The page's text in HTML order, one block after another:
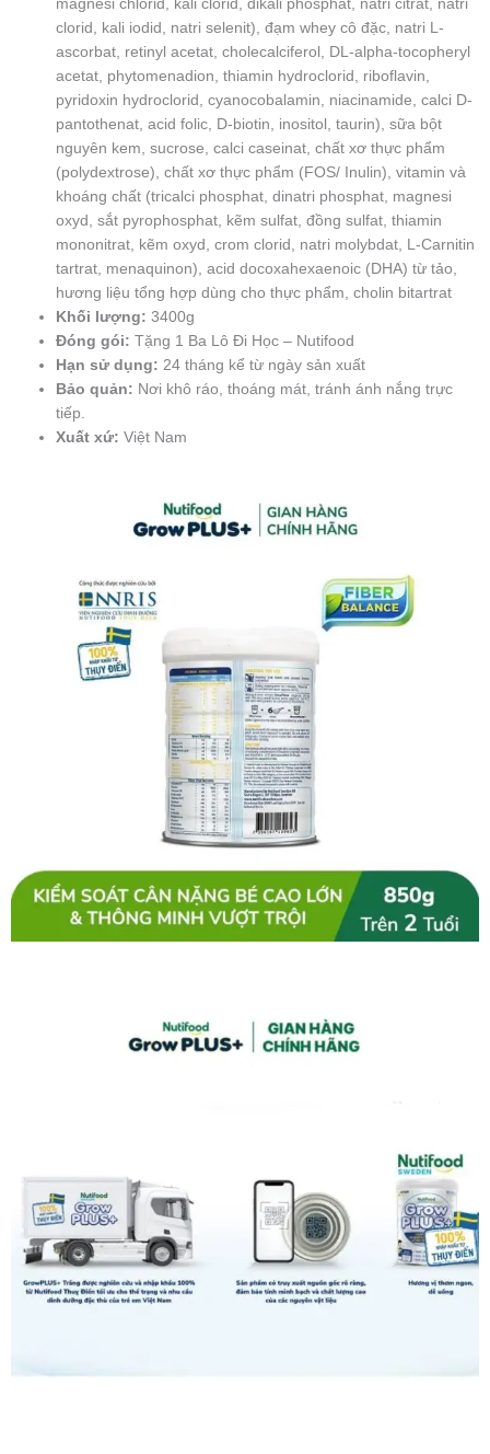
magnesi chlorid, kali clorid, dikali phosphat, natri citrat, natri
clorid, kali iodid, natri selenit), đạm whey cô đặc, natri L-
ascorbat, retinyl acetat, cholecalciferol, DL-alpha-tocopheryl
acetat, phytomenadion, thiamin hydroclorid, riboflavin,
pyridoxin hydroclorid, cyanocobalamin, niacinamide, calci D-
pantothenat, acid folic, D-biotin, inositol, taurin), sữa bột
nguyên kem, sucrose, calci caseinat, chất xơ thực phẩm
(polydextrose), chất xơ thực phẩm (FOS/ Inulin), vitamin và
khoáng chất (tricalci phosphat, dinatri phosphat, magnesi
oxyd, sắt pyrophosphat, kẽm sulfat, đồng sulfat, thiamin
mononitrat, kẽm oxyd, crom clorid, natri molybdat, L-Carnitin
tartrat, menaquinon), acid docoxahexaenoic (DHA) từ tảo,
hương liệu tổng hợp dùng cho thực phẩm, cholin bitartrat
Khối lượng: 3400g
Đóng gói: Tặng 1 Ba Lô Đi Học – Nutifood
Hạn sử dụng: 24 tháng kể từ ngày sản xuất
Bảo quản: Nơi khô ráo, thoáng mát, tránh ánh nắng trực
tiếp.
Xuất xứ: Việt Nam